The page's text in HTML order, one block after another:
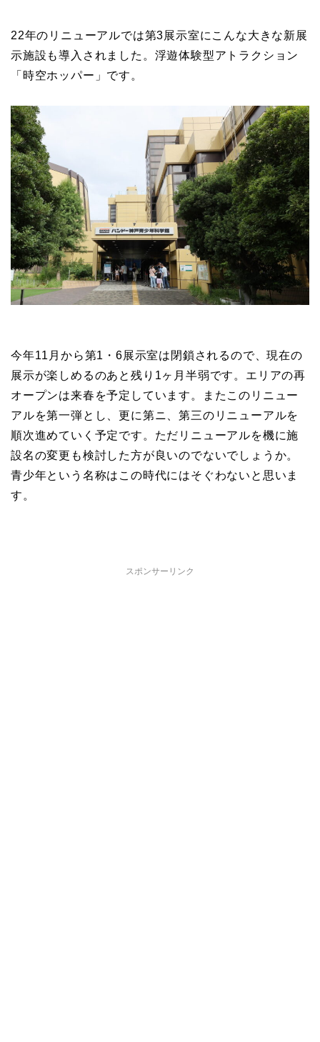
22年のリニューアルでは第3展示室にこんな大きな新展
示施設も導入されました。浮遊体験型アトラクション
「時空ホッパー」です。
今年11月から第1・6展示室は閉鎖されるので、現在の
展示が楽しめるのあと残り1ヶ月半弱です。エリアの再
オープンは来春を予定しています。またこのリニュー
アルを第一弾とし、更に第ニ、第三のリニューアルを
順次進めていく予定です。ただリニューアルを機に施
設名の変更も検討した方が良いのでないでしょうか。
青少年という名称はこの時代にはそぐわないと思いま
す。
スポンサーリンク